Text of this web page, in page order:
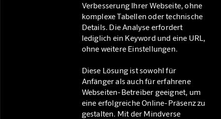
Verbesserung Ihrer Webseite, ohne
komplexe Tabellen oder technische
Details. Die Analyse erfordert
lediglich ein Keyword und eine URL,
ohne weitere Einstellungen.
Diese Lösung ist sowohl für
Anfänger als auch für erfahrene
Webseiten-Betreiber geeignet, um
eine erfolgreiche Online-Präsenz zu
gestalten. Mit der Mindverse